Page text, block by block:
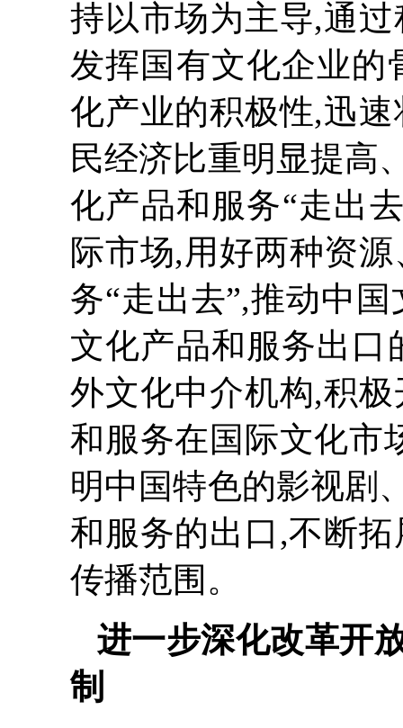
持以市场为主导,通
发挥国有文化企业的
化产业的积极性,迅
民经济比重明显提高
化产品和服务“走出
际市场,用好两种资
务“走出去”,推动中
文化产品和服务出口
外文化中介机构,积
和服务在国际文化市
明中国特色的影视剧
和服务的出口,不断
传播范围。
进一步深化改革开
制